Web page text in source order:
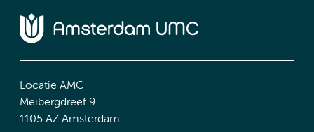
Locatie AMC
Meibergdreef 9
1105 AZ Amsterdam